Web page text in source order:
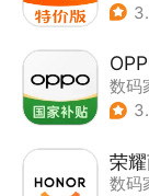
数码
荣
数码